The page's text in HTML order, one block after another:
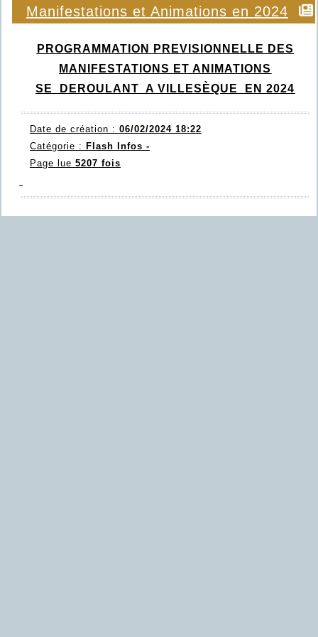
Manifestations et Animations en 2024
PROGRAMMATION PREVISIONNELLE DES
MANIFESTATIONS ET ANIMATIONS
SE DEROULANT A VILLESÈQUE EN 2024
Date de création : 06/02/2024 18:22
Catégorie : Flash Infos -
Page lue 5207 fois